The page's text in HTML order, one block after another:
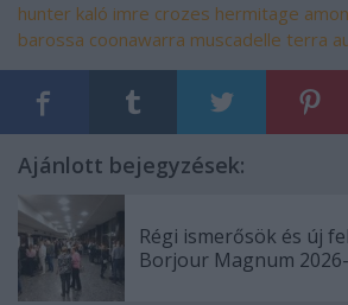
hunter kaló imre crozes hermitage
barossa coonawarra muscadelle terra
Ajánlott bejegyzések:
Régi ismerősök és új
Borjour Magnum